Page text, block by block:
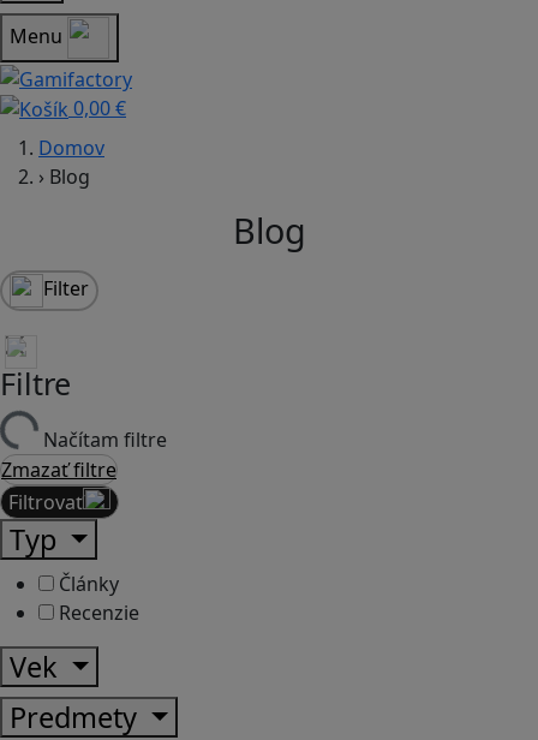
Menu
0,00 €
Domov
› Blog
Blog
Filter
Filtre
Načítam filtre
Zmazať filtre
Filtrovať
Typ
Články
Recenzie
Vek
Predmety